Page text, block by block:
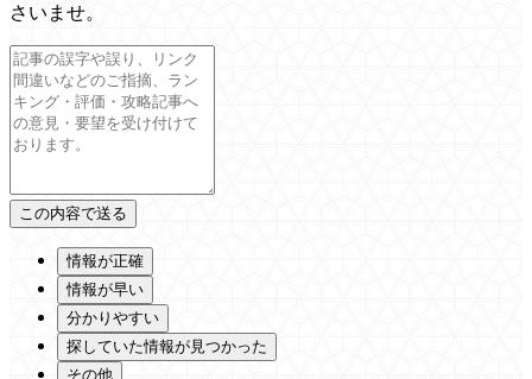
さいませ。
情報が正確
情報が早い
分かりやすい
探していた情報が見つかった
その他